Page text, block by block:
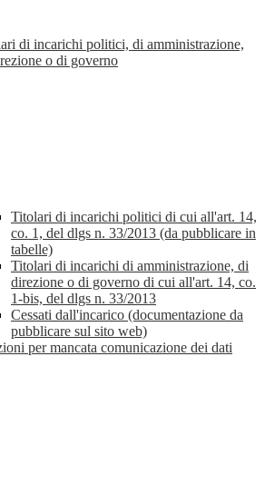
di incarichi politici, di amministrazione,
o di governo
Titolari di incarichi politici di cui all'art. 14,
co. 1, del dlgs n. 33/2013 (da pubblicare in
tabelle)
Titolari di incarichi di amministrazione, di
direzione o di governo di cui all'art. 14, co.
1-bis, del dlgs n. 33/2013
Cessati dall'incarico (documentazione da
pubblicare sul sito web)
per mancata comunicazione dei dati